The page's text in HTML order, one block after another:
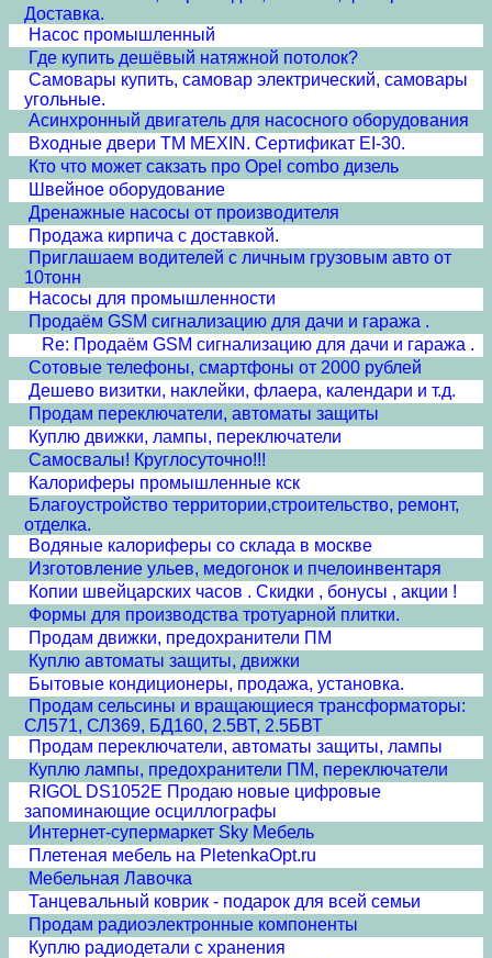
Доставка.
Насос промышленный
Где купить дешёвый натяжной потолок?
Самовары купить, самовар электрический, самовары
угольные.
Асинхронный двигатель для насосного оборудования
Входные двери ТМ MEXIN. Сертификат EI-30.
Кто что может сакзать про Opel combo дизель
Швейное оборудование
Дренажные насосы от производителя
Продажа кирпича с доставкой.
Приглашаем водителей с личным грузовым авто от
10тонн
Насосы для промышленности
Продаём GSM сигнализацию для дачи и гаража .
Re: Продаём GSM сигнализацию для дачи и гаража .
Сотовые телефоны, смартфоны от 2000 рублей
Дешево визитки, наклейки, флаера, календари и т.д.
Продам переключатели, автоматы защиты
Куплю движки, лампы, переключатели
Самосвалы! Круглосуточно!!!
Калориферы промышленные кск
Благоустройство территории,строительство, ремонт,
отделка.
Водяные калориферы со склада в москве
Изготовление ульев, медогонок и пчелоинвентаря
Копии швейцарских часов . Скидки , бонусы , акции !
Формы для производства тротуарной плитки.
Продам движки, предохранители ПМ
Куплю автоматы защиты, движки
Бытовые кондиционеры, продажа, установка.
Продам сельсины и врaщающиеся трансформаторы:
СЛ571, СЛ369, БД160, 2.5ВТ, 2.5БВТ
Продам переключатели, автоматы защиты, лампы
Куплю лампы, предохранители ПМ, переключатели
RIGOL DS1052E Продаю новые цифровые
запоминающие осциллографы
Интернет-супермаркет Sky Мебель
Плетеная мебель на PletenkaOpt.ru
Мебельная Лавочка
Танцевальный коврик - подарок для всей семьи
Продам радиоэлектронные компоненты
Куплю радиодетали с хранения